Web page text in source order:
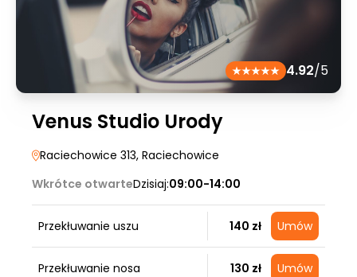
4.92/5
Venus Studio Urody
Raciechowice 313, Raciechowice
Wkrótce otwarteDzisiaj:09:00-14:00
Przekłuwanie uszu 140 zł Umów
Przekłuwanie nosa 130 zł Umów